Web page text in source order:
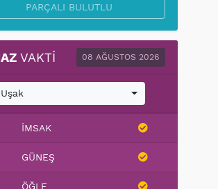
PARÇALI BULUTLU
VAKTI 08 AĞUSTOS 2026
Uşak
İMSAK
GÜNEŞ
ÖĞLE